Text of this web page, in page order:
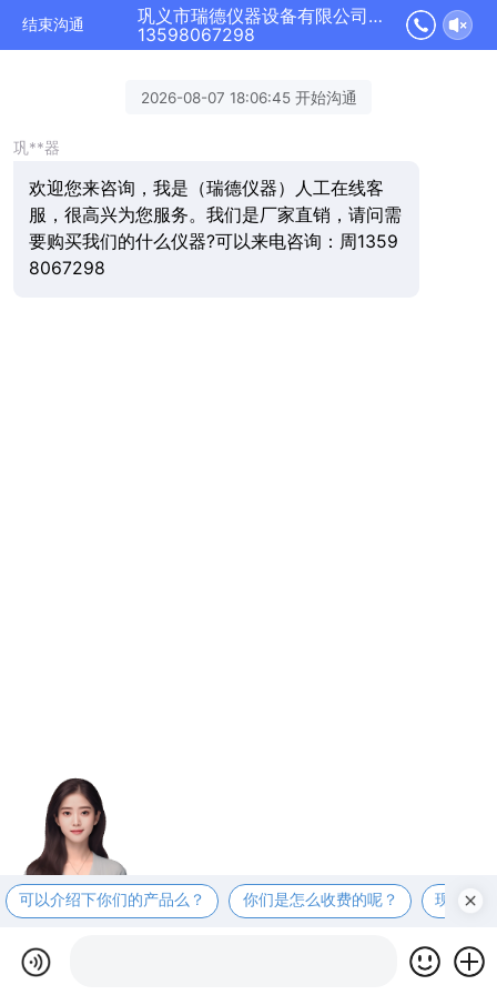
结束沟通
巩义市瑞德仪器设备有限公司正在为您服务
13598067298
2026-08-07 18:06:45 开始沟通
巩**器
欢迎您来咨询，我是（瑞德仪器）人工在线客
服，很高兴为您服务。我们是厂家直销，请问需
要购买我们的什么仪器?可以来电咨询：周1359
8067298
可以介绍下你们的产品么？ 你们是怎么收费的呢？ 现在有